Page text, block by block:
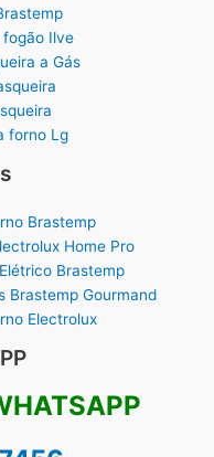
Ilve
a Gás
forno Lg
Brastemp
Home Pro
Brastemp
Brastemp Gourmand
Electrolux